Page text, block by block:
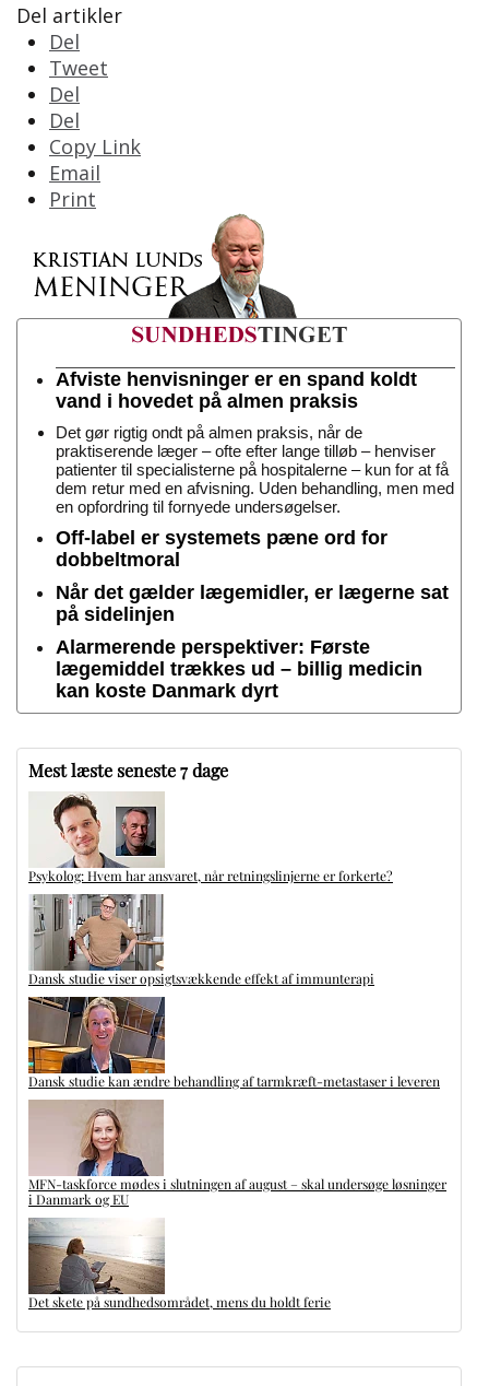
Del artikler
Del
Tweet
Del
Del
Copy Link
Email
Print
Afviste henvisninger er en spand koldt
vand i hovedet på almen praksis
Det gør rigtig ondt på almen praksis, når de
praktiserende læger – ofte efter lange tilløb – henviser
patienter til specialisterne på hospitalerne – kun for at få
dem retur med en afvisning. Uden behandling, men med
en opfordring til fornyede undersøgelser.
Off-label er systemets pæne ord for
dobbeltmoral
Når det gælder lægemidler, er lægerne sat
på sidelinjen
Alarmerende perspektiver: Første
lægemiddel trækkes ud – billig medicin
kan koste Danmark dyrt
Mest læste seneste 7 dage
Psykolog: Hvem har ansvaret, når retningslinjerne er forkerte?
Dansk studie viser opsigtsvækkende effekt af immunterapi
Dansk studie kan ændre behandling af tarmkræft-metastaser i leveren
MFN-taskforce mødes i slutningen af august – skal undersøge løsninger
i Danmark og EU
Det skete på sundhedsområdet, mens du holdt ferie